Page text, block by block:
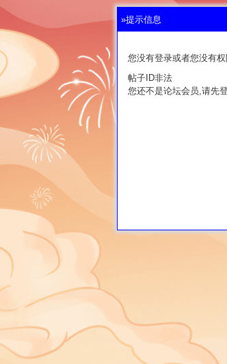
»提示信息
您没有登录或者您没有
帖子ID非法
您还不是论坛会员,请先